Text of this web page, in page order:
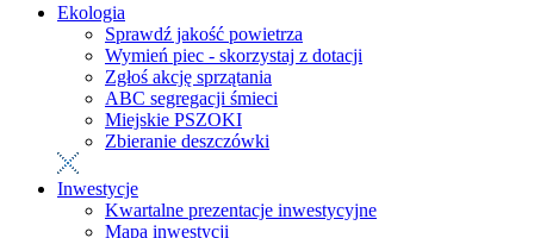
Ekologia
Sprawdź jakość powietrza
Wymień piec - skorzystaj z dotacji
Zgłoś akcję sprzątania
ABC segregacji śmieci
Miejskie PSZOKI
Zbieranie deszczówki
Inwestycje
Kwartalne prezentacje inwestycyjne
Mapa inwestycji